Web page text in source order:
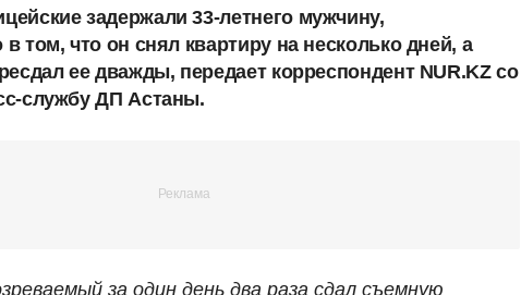
задержали 33-летнего мужчину,
том, что он снял квартиру на несколько дней, а
ее дважды, передает корреспондент NUR.KZ со
службу ДП Астаны.
за один день два раза сдал съемную